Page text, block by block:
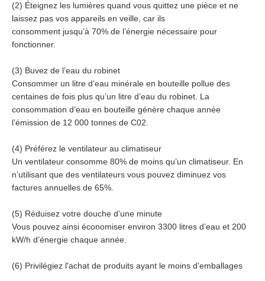
(2) Éteignez les lumières quand vous quittez une pièce et ne
laissez pas vos appareils en veille, car ils
consomment jusqu’à 70% de l’énergie nécessaire pour
fonctionner.
(3) Buvez de l’eau du robinet
Consommer un litre d’eau minérale en bouteille pollue des
centaines de fois plus qu’un litre d’eau du robinet. La
consommation d’eau en bouteille génère chaque année
l’émission de 12 000 tonnes de C02.
(4) Préférez le ventilateur au climatiseur
Un ventilateur consomme 80% de moins qu’un climatiseur. En
n’utilisant que des ventilateurs vous pouvez diminuez vos
factures annuelles de 65%.
(5) Réduisez votre douche d’une minute
Vous pouvez ainsi économiser environ 3300 litres d’eau et 200
kW/h d’énergie chaque année.
(6) Privilégiez l'achat de produits ayant le moins d'emballages